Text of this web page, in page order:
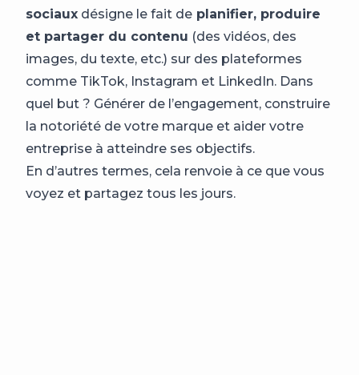
sociaux désigne le fait de planifier, produire
et partager du contenu (des vidéos, des
images, du texte, etc.) sur des plateformes
comme TikTok, Instagram et LinkedIn. Dans
quel but ? Générer de l’engagement, construire
la notoriété de votre marque et aider votre
entreprise à atteindre ses objectifs.
En d’autres termes, cela renvoie à ce que vous
voyez et partagez tous les jours.